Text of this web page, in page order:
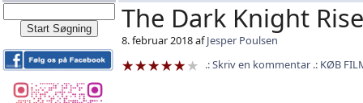
The Dark Knight
8. februar 2018 afJesper Poulsen
Skriv en kommentar
KØB